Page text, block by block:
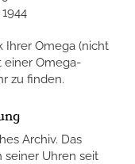
Ihrer Omega (nicht
einer Omega-
zu finden.
Archiv. Das
Uhren seit